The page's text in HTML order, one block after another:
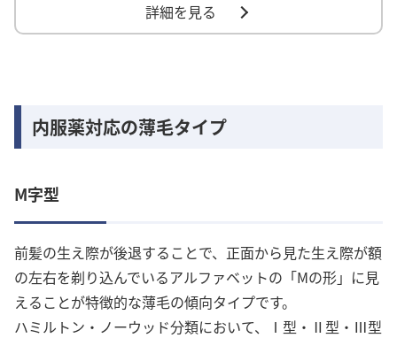
詳細を見る
内服薬対応の薄毛タイプ
M字型
前髪の生え際が後退することで、正面から見た生え際が額
の左右を剃り込んでいるアルファベットの「Mの形」に見
えることが特徴的な薄毛の傾向タイプです。
ハミルトン・ノーウッド分類において、Ⅰ型・Ⅱ型・Ⅲ型